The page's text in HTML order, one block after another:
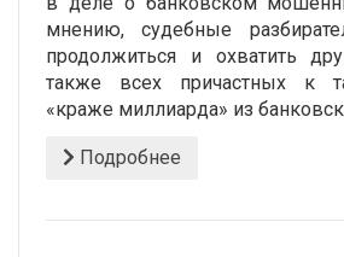
мнению, судебные
продолжиться и охватить
также всех причастных к
«краже миллиарда» из
Подробнее